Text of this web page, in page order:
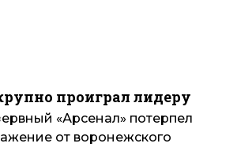
проиграл лидеру
«Арсенал» потерпел
от воронежского